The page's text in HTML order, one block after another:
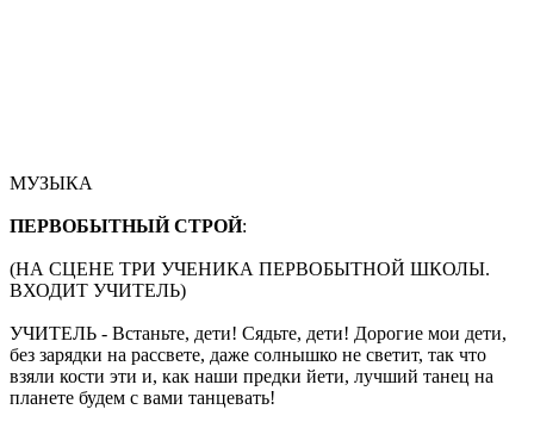
МУЗЫКА
ПЕРВОБЫТНЫЙ СТРОЙ:
(НА СЦЕНЕ ТРИ УЧЕНИКА ПЕРВОБЫТНОЙ ШКОЛЫ.
ВХОДИТ УЧИТЕЛЬ)
УЧИТЕЛЬ - Встаньте, дети! Сядьте, дети! Дорогие мои дети,
без зарядки на рассвете, даже солнышко не светит, так что
взяли кости эти и, как наши предки йети, лучший танец на
планете будем с вами танцевать!